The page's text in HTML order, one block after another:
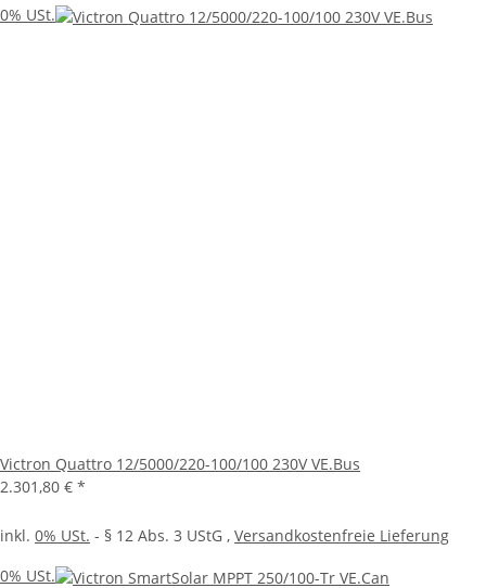
0% USt.
Victron Quattro 12/5000/220-100/100 230V VE.Bus
2.301,80 € *
inkl. 0% USt. - § 12 Abs. 3 UStG , Versandkostenfreie Lieferung
0% USt.